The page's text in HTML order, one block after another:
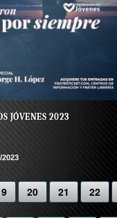
JÓVENES 2023
2023
20 21 22